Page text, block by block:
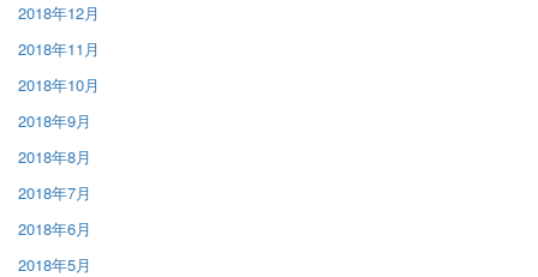
2018年12月
2018年11月
2018年10月
2018年9月
2018年8月
2018年7月
2018年6月
2018年5月